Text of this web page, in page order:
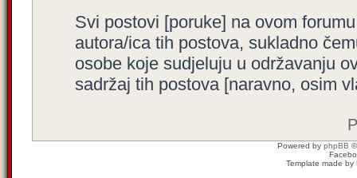
Svi postovi [poruke] na ovom
autora/ica tih postova, sukladno
osobe koje sudjeluju u održavanju
sadržaj tih postova [naravno, osim
Powered by phpBB
Template made by